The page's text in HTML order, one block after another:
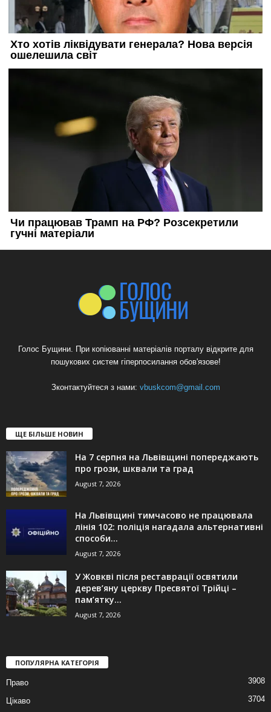
Голос Бущини. При копіюванні матеріалів порталу відкрите для
пошукових систем гіперпосилання обов'язове!
Зконтактуйтеся з нами: vbuskcom@gmail.com
ЩЕ БІЛЬШЕ НОВИН
На 7 серпня на Львівщині попереджають
про грози, шквали та град
August 7, 2026
На Львівщині тимчасово не працювала
лінія 102: поліція нагадала альтернативні
способи...
August 7, 2026
У Жовкві після реставрації освятили
дерев’яну церкву Пресвятої Трійці –
пам’ятку...
August 7, 2026
ПОПУЛЯРНА КАТЕГОРІЯ
Право 3908
Цікаво 3704